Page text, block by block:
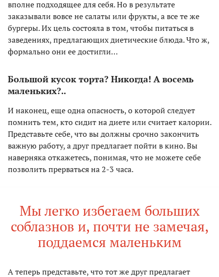
вполне подходящее для себя. Но в результате
заказывали вовсе не салаты или фрукты, а все те же
бургеры. Их цель состояла в том, чтобы питаться в
заведениях, предлагающих диетические блюда. Что ж,
формально они ее достигли…
Большой кусок торта? Никогда! А восемь
маленьких?..
И наконец, еще одна опасность, о которой следует
помнить тем, кто сидит на диете или считает калории.
Представьте себе, что вы должны срочно закончить
важную работу, а друг предлагает пойти в кино. Вы
наверняка откажетесь, понимая, что не можете себе
позволить прерваться на 2-3 часа.
Мы легко избегаем больших
соблазнов и, почти не замечая,
поддаемся маленьким
А теперь представьте, что тот же друг предлагает